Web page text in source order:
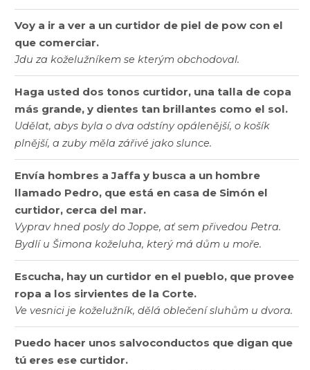
Voy a ir a ver a un curtidor de piel de pow con el
que comerciar.
Jdu za koželužníkem se kterým obchodoval.
Haga usted dos tonos curtidor, una talla de copa
más grande, y dientes tan brillantes como el sol.
Udělat, abys byla o dva odstíny opálenější, o košík
plnější, a zuby měla zářivé jako slunce.
Envía hombres a Jaffa y busca a un hombre
llamado Pedro, que está en casa de Simón el
curtidor, cerca del mar.
Vyprav hned posly do Joppe, ať sem přivedou Petra.
Bydlí u Šimona koželuha, který má dům u moře.
Escucha, hay un curtidor en el pueblo, que provee
ropa a los sirvientes de la Corte.
Ve vesnici je koželužník, dělá oblečení sluhům u dvora.
Puedo hacer unos salvoconductos que digan que
tú eres ese curtidor.